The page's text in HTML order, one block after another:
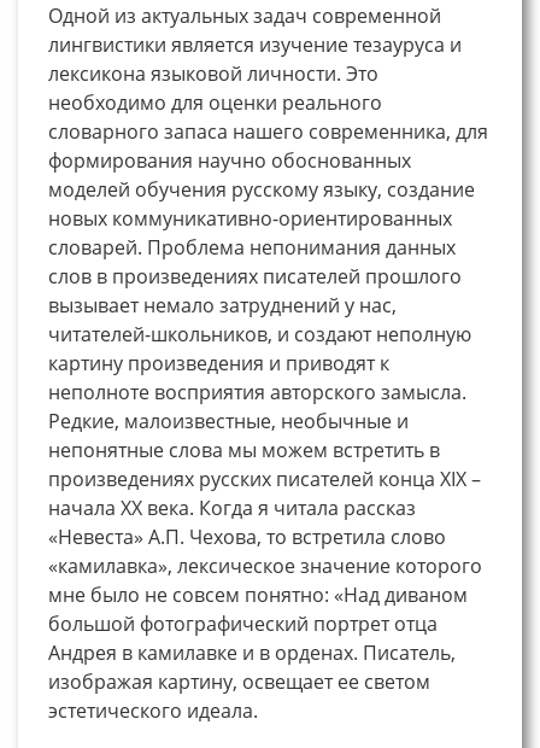
Одной из актуальных задач современной
лингвистики является изучение тезауруса и
лексикона языковой личности. Это
необходимо для оценки реального
словарного запаса нашего современника, для
формирования научно обоснованных
моделей обучения русскому языку, создание
новых коммуникативно-ориентированных
словарей. Проблема непонимания данных
слов в произведениях писателей прошлого
вызывает немало затруднений у нас,
читателей-школьников, и создают неполную
картину произведения и приводят к
неполноте восприятия авторского замысла.
Редкие, малоизвестные, необычные и
непонятные слова мы можем встретить в
произведениях русских писателей конца XIX –
начала XX века. Когда я читала рассказ
«Невеста» А.П. Чехова, то встретила слово
«камилавка», лексическое значение которого
мне было не совсем понятно: «Над диваном
большой фотографический портрет отца
Андрея в камилавке и в орденах. Писатель,
изображая картину, освещает ее светом
эстетического идеала.